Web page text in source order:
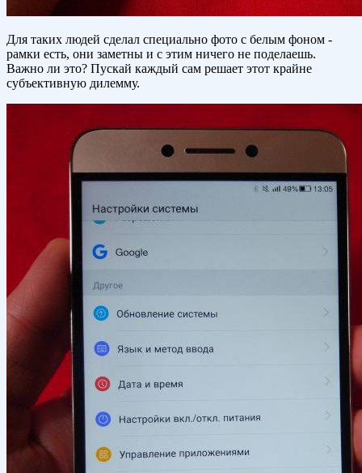
Для таких людей сделал специально фото с белым фоном -
рамки есть, они заметны и с этим ничего не поделаешь.
Важно ли это? Пускай каждый сам решает этот крайне
субъективную дилемму.